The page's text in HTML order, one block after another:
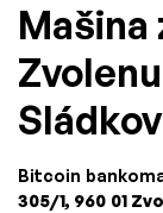
Bitcoin
305/1, 960 01